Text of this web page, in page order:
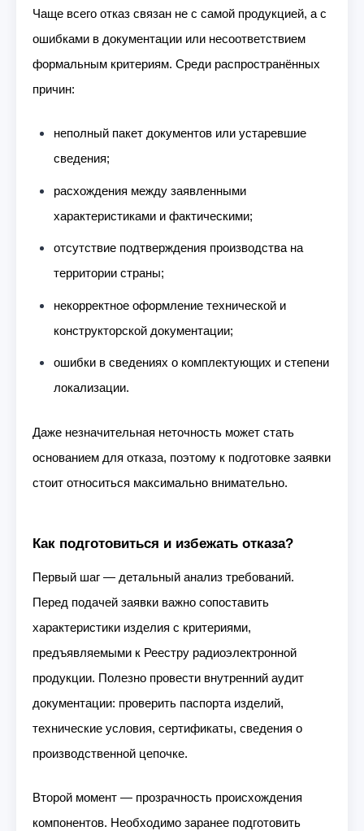
Чаще всего отказ связан не с самой продукцией, а с
ошибками в документации или несоответствием
формальным критериям. Среди распространённых
причин:
неполный пакет документов или устаревшие
сведения;
расхождения между заявленными
характеристиками и фактическими;
отсутствие подтверждения производства на
территории страны;
некорректное оформление технической и
конструкторской документации;
ошибки в сведениях о комплектующих и степени
локализации.
Даже незначительная неточность может стать
основанием для отказа, поэтому к подготовке заявки
стоит относиться максимально внимательно.
Как подготовиться и избежать отказа?
Первый шаг — детальный анализ требований.
Перед подачей заявки важно сопоставить
характеристики изделия с критериями,
предъявляемыми к Реестру радиоэлектронной
продукции. Полезно провести внутренний аудит
документации: проверить паспорта изделий,
технические условия, сертификаты, сведения о
производственной цепочке.
Второй момент — прозрачность происхождения
компонентов. Необходимо заранее подготовить